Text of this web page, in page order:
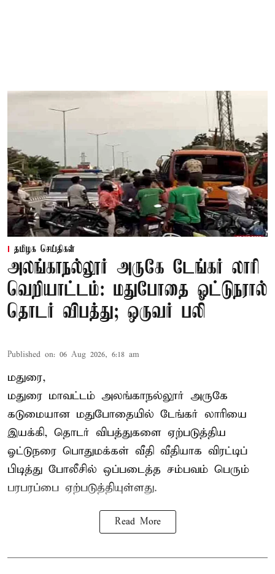
தமிழக செய்திகள்
அலங்காநல்லூர் அருகே டேங்கர் லாரி
வெறியாட்டம்: மதுபோதை ஓட்டுநரால்
தொடர் விபத்து; ஒருவர் பலி
Published on: 06 Aug 2026, 6:18 am
மதுரை,
மதுரை மாவட்டம் அலங்காநல்லூர் அருகே
கடுமையான மதுபோதையில் டேங்கர் லாரியை
இயக்கி, தொடர் விபத்துகளை ஏற்படுத்திய
ஓட்டுநரை பொதுமக்கள் வீதி வீதியாக விரட்டிப்
பிடித்து போலீசில் ஒப்படைத்த சம்பவம் பெரும்
பரபரப்பை ஏற்படுத்தியுள்ளது.
Read More